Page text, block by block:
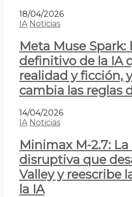
18/04/2026
IA Noticias
Meta Muse Spark:
definitivo de la IA
realidad y ficción,
cambia las reglas
14/04/2026
IA Noticias
Minimax M-2.7:
disruptiva que
Valley y reescribe
la IA